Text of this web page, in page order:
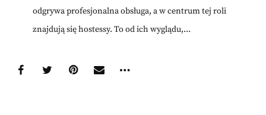
odgrywa profesjonalna obsługa, a w centrum tej roli
znajdują się hostessy. To od ich wyglądu,...